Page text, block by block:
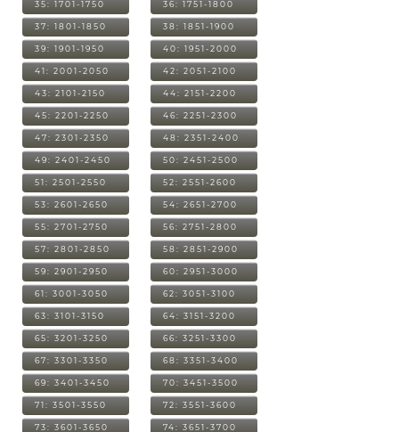
35: 1701-1750 36: 1751-1800
37: 1801-1850 38: 1851-1900
39: 1901-1950 40: 1951-2000
41: 2001-2050 42: 2051-2100
43: 2101-2150 44: 2151-2200
45: 2201-2250 46: 2251-2300
47: 2301-2350 48: 2351-2400
49: 2401-2450 50: 2451-2500
51: 2501-2550 52: 2551-2600
53: 2601-2650 54: 2651-2700
55: 2701-2750 56: 2751-2800
57: 2801-2850 58: 2851-2900
59: 2901-2950 60: 2951-3000
61: 3001-3050 62: 3051-3100
63: 3101-3150 64: 3151-3200
65: 3201-3250 66: 3251-3300
67: 3301-3350 68: 3351-3400
69: 3401-3450 70: 3451-3500
71: 3501-3550 72: 3551-3600
73: 3601-3650 74: 3651-3700